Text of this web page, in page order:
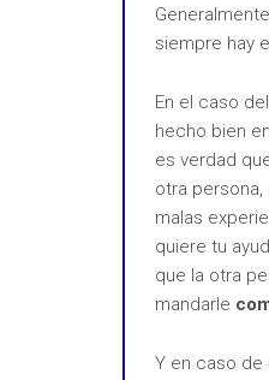
siempre hay
En el caso
hecho bien
es verdad
otra
malas
quiere tu
que la otra
mandarle
Y en caso de